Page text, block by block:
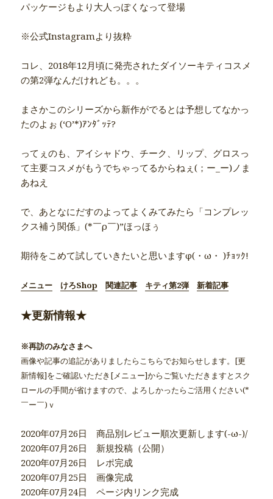
パッケージもより大人っぽくなって登場
※公式Instagramより抜粋
コレ、2018年12月頃に発売されたダイソーキティコスメ
の第2弾なんだけれども。。。
まさかこのシリーズから新作がでるとは予想してなかっ
たのよぉ (‘O’*)ｱﾝﾀﾞｯﾃ?
ってぇのも、アイシャドウ、チーク、リップ、グロスっ
て主要コスメがもうでちゃってるからねぇ(；ー_ー)ノま
あねえ
で、あとなにだすのよってよくみてみたら「コンプレッ
クス補う関係」(*￣ρ￣)”ほっほぅ
期待をこめて試していきたいと思いますφ(・ω・ )ﾁｮｯｸ!
メニュー けろShop 関連記事 キティ第2弾 新着記事
★更新情報★
※再訪のみなさまへ
画像や記事の追記がありましたらこちらでお知らせします。[更
新情報]をご確認いただき[メニュー]からご覧いただきますとスク
ロールの手間が省けますので、よろしかったらご活用ください(*
￣ー￣)ｖ
2020年07月26日 商品別レビュー順次更新します(-ω-)/
2020年07月26日 新規投稿（公開）
2020年07月26日 レポ完成
2020年07月25日 画像完成
2020年07月24日 ページ内リンク完成